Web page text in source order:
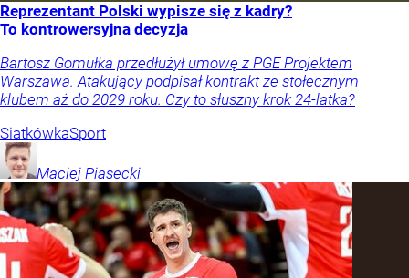
Reprezentant Polski wypisze się z kadry?
To kontrowersyjna decyzja
Bartosz Gomułka przedłużył umowę z PGE Projektem
Warszawa. Atakujący podpisał kontrakt ze stołecznym
klubem aż do 2029 roku. Czy to słuszny krok 24-latka?
SiatkówkaSport
Maciej Piasecki